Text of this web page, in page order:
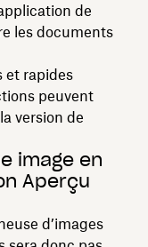
de
les documents
et rapides
peuvent
version de
image en
Aperçu
d’images